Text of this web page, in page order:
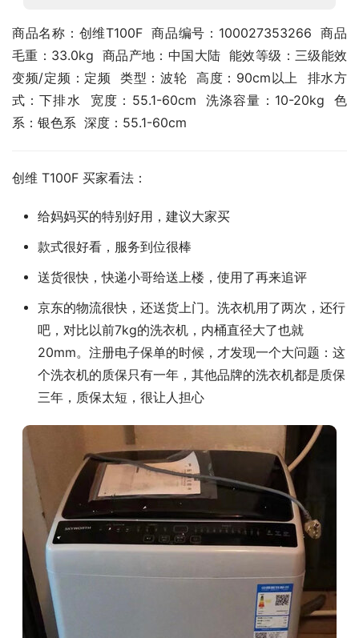
商品名称：创维T100F  商品编号：100027353266  商品
毛重：33.0kg  商品产地：中国大陆  能效等级：三级能效
变频/定频：定频  类型：波轮  高度：90cm以上  排水方
式：下排水  宽度：55.1-60cm  洗涤容量：10-20kg  色
系：银色系  深度：55.1-60cm
创维 T100F 买家看法：
给妈妈买的特别好用，建议大家买
款式很好看，服务到位很棒
送货很快，快递小哥给送上楼，使用了再来追评
京东的物流很快，还送货上门。洗衣机用了两次，还行
吧，对比以前7kg的洗衣机，内桶直径大了也就
20mm。注册电子保单的时候，才发现一个大问题：这
个洗衣机的质保只有一年，其他品牌的洗衣机都是质保
三年，质保太短，很让人担心